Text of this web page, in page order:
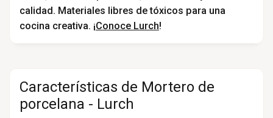
calidad. Materiales libres de tóxicos para una
cocina creativa. ¡Conoce Lurch!
Características de Mortero de
porcelana - Lurch